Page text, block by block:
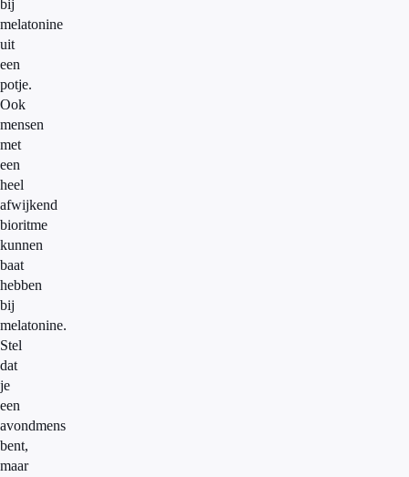
bij
melatonine
uit
een
potje.
Ook
mensen
met
een
heel
afwijkend
bioritme
kunnen
baat
hebben
bij
melatonine.
Stel
dat
je
een
avondmens
bent,
maar